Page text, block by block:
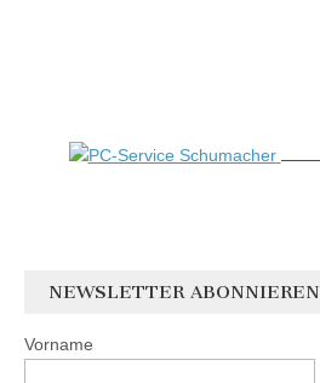
NEWSLETTER ABONNIEREN
Vorname